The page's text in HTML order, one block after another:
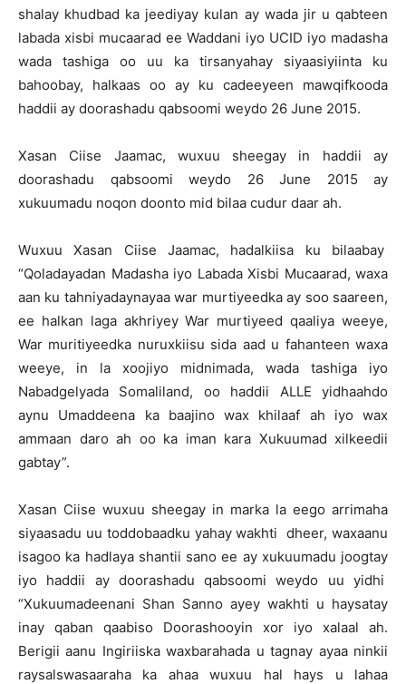
shalay khudbad ka jeediyay kulan ay wada jir u qabteen
labada xisbi mucaarad ee Waddani iyo UCID iyo madasha
wada tashiga oo uu ka tirsanyahay siyaasiyiinta ku
bahoobay, halkaas oo ay ku cadeeyeen mawqifkooda
haddii ay doorashadu qabsoomi weydo 26 June 2015.
Xasan Ciise Jaamac, wuxuu sheegay in haddii ay
doorashadu qabsoomi weydo 26 June 2015 ay
xukuumadu noqon doonto mid bilaa cudur daar ah.
Wuxuu Xasan Ciise Jaamac, hadalkiisa ku bilaabay
“Qoladayadan Madasha iyo Labada Xisbi Mucaarad, waxa
aan ku tahniyadaynayaa war murtiyeedka ay soo saareen,
ee halkan laga akhriyey War murtiyeed qaaliya weeye,
War muritiyeedka nuruxkiisu sida aad u fahanteen waxa
weeye, in la xoojiyo midnimada, wada tashiga iyo
Nabadgelyada Somaliland, oo haddii ALLE yidhaahdo
aynu Umaddeena ka baajino wax khilaaf ah iyo wax
ammaan daro ah oo ka iman kara Xukuumad xilkeedii
gabtay”.
Xasan Ciise wuxuu sheegay in marka la eego arrimaha
siyaasadu uu toddobaadku yahay wakhti dheer, waxaanu
isagoo ka hadlaya shantii sano ee ay xukuumadu joogtay
iyo haddii ay doorashadu qabsoomi weydo uu yidhi
“Xukuumadeenani Shan Sanno ayey wakhti u haysatay
inay qaban qaabiso Doorashooyin xor iyo xalaal ah.
Berigii aanu Ingiriiska waxbarahada u tagnay ayaa ninkii
raysalswasaaraha ka ahaa wuxuu hal hays u lahaa